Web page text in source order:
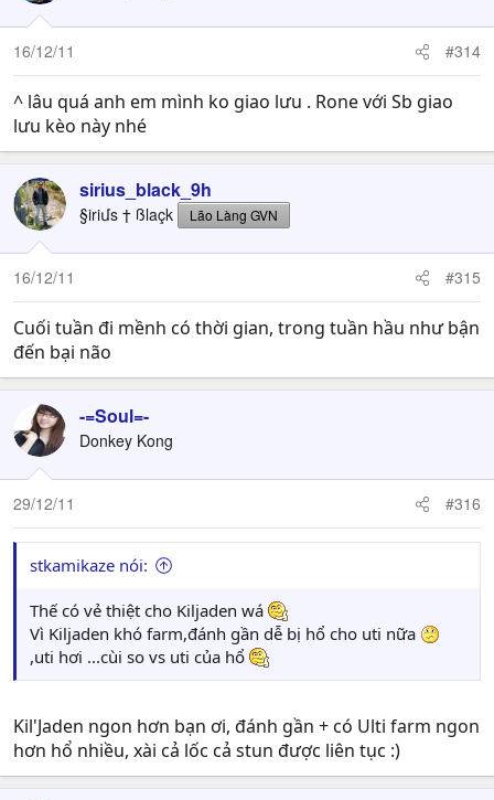
16/12/11 #314
^ lâu quá anh em mình ko giao lưu . Rone với Sb giao
lưu kèo này nhé
sirius_black_9h
§iriմs † ßlaçk Lão Làng GVN
16/12/11 #315
Cuối tuần đi mềnh có thời gian, trong tuần hầu như bận
đến bại não
-=Soul=-
Donkey Kong
29/12/11 #316
stkamikaze nói:
Thế có vẻ thiệt cho Kiljaden wá
Vì Kiljaden khó farm,đánh gần dễ bị hổ cho uti nữa
,uti hơi ...cùi so vs uti của hổ
Kil'Jaden ngon hơn bạn ơi, đánh gần + có Ulti farm ngon
hơn hổ nhiều, xài cả lốc cả stun được liên tục :)